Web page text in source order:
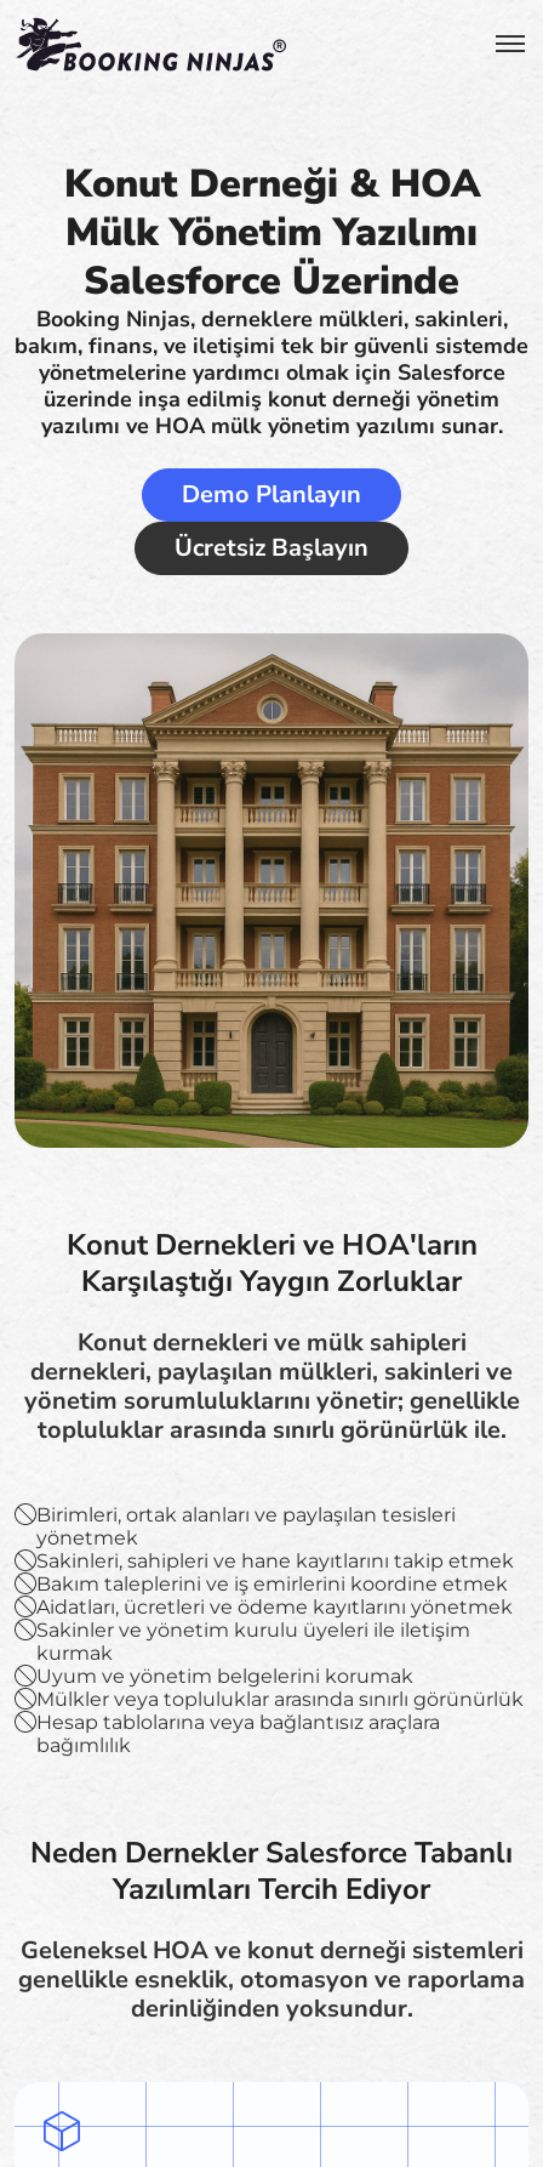
Konut Derneği & HOA
Mülk Yönetim Yazılımı
Salesforce Üzerinde
Booking Ninjas, derneklere mülkleri, sakinleri,
bakım, finans, ve iletişimi tek bir güvenli sistemde
yönetmelerine yardımcı olmak için Salesforce
üzerinde inşa edilmiş konut derneği yönetim
yazılımı ve HOA mülk yönetim yazılımı sunar.
Demo Planlayın
Ücretsiz Başlayın
Konut Dernekleri ve HOA'ların
Karşılaştığı Yaygın Zorluklar
Konut dernekleri ve mülk sahipleri
dernekleri, paylaşılan mülkleri, sakinleri ve
yönetim sorumluluklarını yönetir; genellikle
topluluklar arasında sınırlı görünürlük ile.
Birimleri, ortak alanları ve paylaşılan tesisleri
yönetmek
Sakinleri, sahipleri ve hane kayıtlarını takip etmek
Bakım taleplerini ve iş emirlerini koordine etmek
Aidatları, ücretleri ve ödeme kayıtlarını yönetmek
Sakinler ve yönetim kurulu üyeleri ile iletişim
kurmak
Uyum ve yönetim belgelerini korumak
Mülkler veya topluluklar arasında sınırlı görünürlük
Hesap tablolarına veya bağlantısız araçlara
bağımlılık
Neden Dernekler Salesforce Tabanlı
Yazılımları Tercih Ediyor
Geleneksel HOA ve konut derneği sistemleri
genellikle esneklik, otomasyon ve raporlama
derinliğinden yoksundur.